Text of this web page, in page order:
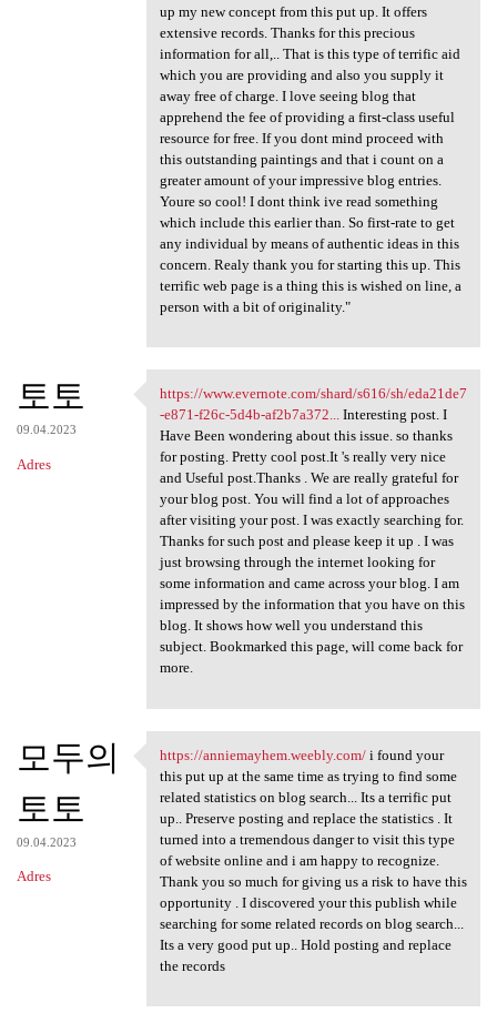
up my new concept from this put up. It offers
extensive records. Thanks for this precious
information for all,.. That is this type of terrific aid
which you are providing and also you supply it
away free of charge. I love seeing blog that
apprehend the fee of providing a first-class useful
resource for free. If you dont mind proceed with
this outstanding paintings and that i count on a
greater amount of your impressive blog entries.
Youre so cool! I dont think ive read something
which include this earlier than. So first-rate to get
any individual by means of authentic ideas in this
concern. Realy thank you for starting this up. This
terrific web page is a thing this is wished on line, a
person with a bit of originality."
토토
09.04.2023
Adres
https://www.evernote.com
https://www.evernote.com/shard/s616/sh/eda21de7
-e871-f26c-5d4b-af2b7a372...Interesting post. I
Have Been wondering about this issue. so thanks
for posting. Pretty cool post.It 's really very nice
and Useful post.Thanks . We are really grateful for
your blog post. You will find a lot of approaches
after visiting your post. I was exactly searching for.
Thanks for such post and please keep it up . I was
just browsing through the internet looking for
some information and came across your blog. I am
impressed by the information that you have on this
blog. It shows how well you understand this
subject. Bookmarked this page, will come back for
more.
모두의
토토
09.04.2023
Adres
https://anniemayhem.weebly
https://anniemayhem.weebly.com/i found your
this put up at the same time as trying to find some
related statistics on blog search... Its a terrific put
up.. Preserve posting and replace the statistics . It
turned into a tremendous danger to visit this type
of website online and i am happy to recognize.
Thank you so much for giving us a risk to have this
opportunity . I discovered your this publish while
searching for some related records on blog search...
Its a very good put up.. Hold posting and replace
the records